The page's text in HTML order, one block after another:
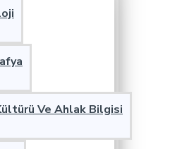
Ve Ahlak Bilgisi